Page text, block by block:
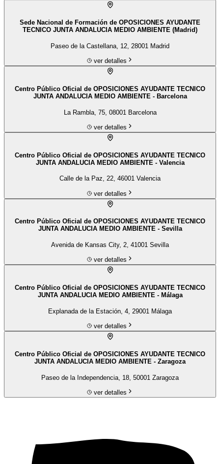
Sede Nacional de Formación de OPOSICIONES AYUDANTE
TECNICO JUNTA ANDALUCIA MEDIO AMBIENTE (Madrid)
Paseo de la Castellana, 12, 28001 Madrid
ver detalles
Centro Público Oficial de OPOSICIONES AYUDANTE TECNICO
JUNTA ANDALUCIA MEDIO AMBIENTE - Barcelona
La Rambla, 75, 08001 Barcelona
ver detalles
Centro Público Oficial de OPOSICIONES AYUDANTE TECNICO
JUNTA ANDALUCIA MEDIO AMBIENTE - Valencia
Calle de la Paz, 22, 46001 Valencia
ver detalles
Centro Público Oficial de OPOSICIONES AYUDANTE TECNICO
JUNTA ANDALUCIA MEDIO AMBIENTE - Sevilla
Avenida de Kansas City, 2, 41001 Sevilla
ver detalles
Centro Público Oficial de OPOSICIONES AYUDANTE TECNICO
JUNTA ANDALUCIA MEDIO AMBIENTE - Málaga
Explanada de la Estación, 4, 29001 Málaga
ver detalles
Centro Público Oficial de OPOSICIONES AYUDANTE TECNICO
JUNTA ANDALUCIA MEDIO AMBIENTE - Zaragoza
Paseo de la Independencia, 18, 50001 Zaragoza
ver detalles